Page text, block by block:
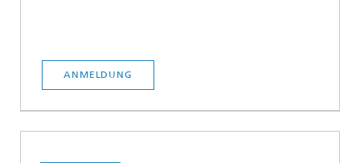
ANMELDUNG